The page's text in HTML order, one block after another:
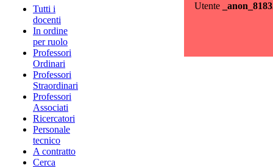
Tutti i
docenti
In ordine
per ruolo
Professori
Ordinari
Professori
Straordinari
Professori
Associati
Ricercatori
Personale
tecnico
A contratto
Cerca
Utente